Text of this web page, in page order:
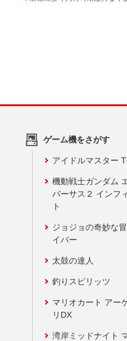
ゲーム機をさがす
アイドルマスター
機動戦士ガンダム
バーサス２ インフ
ト
ジョジョの奇妙な
イバー
太鼓の達人
釣りスピリッツ
マリオカート アー
リDX
湾岸ミッドナイト